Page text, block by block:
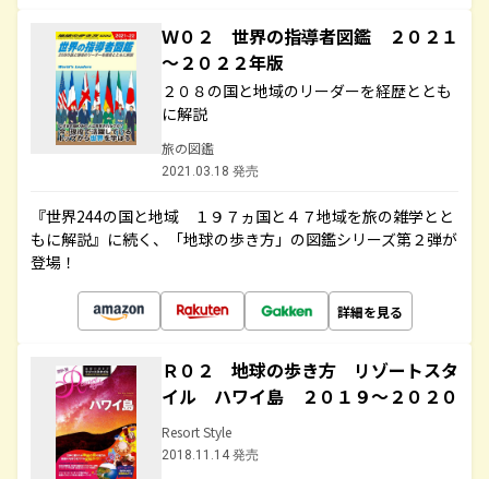
Ｗ０２ 世界の指導者図鑑 ２０２１
～２０２２年版
２０８の国と地域のリーダーを経歴ととも
に解説
旅の図鑑
2021.03.18 発売
『世界244の国と地域 １９７ヵ国と４７地域を旅の雑学とと
もに解説』に続く、「地球の歩き方」の図鑑シリーズ第２弾が
登場！
詳細を見る
Ｒ０２ 地球の歩き方 リゾートスタ
イル ハワイ島 ２０１９～２０２０
Resort Style
2018.11.14 発売